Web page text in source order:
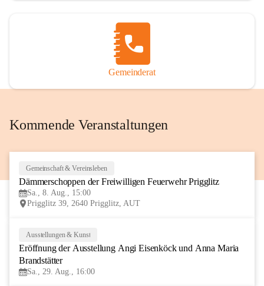
Gemeinderat
Kommende Veranstaltungen
Gemeinschaft & Vereinsleben
Dämmerschoppen der Freiwilligen Feuerwehr Prigglitz
Sa., 8. Aug., 15:00
Prigglitz 39, 2640 Prigglitz, AUT
AUG
Ausstellungen & Kunst
Eröffnung der Ausstellung Angi Eisenköck und Anna Maria
Brandstätter
Sa., 29. Aug., 16:00